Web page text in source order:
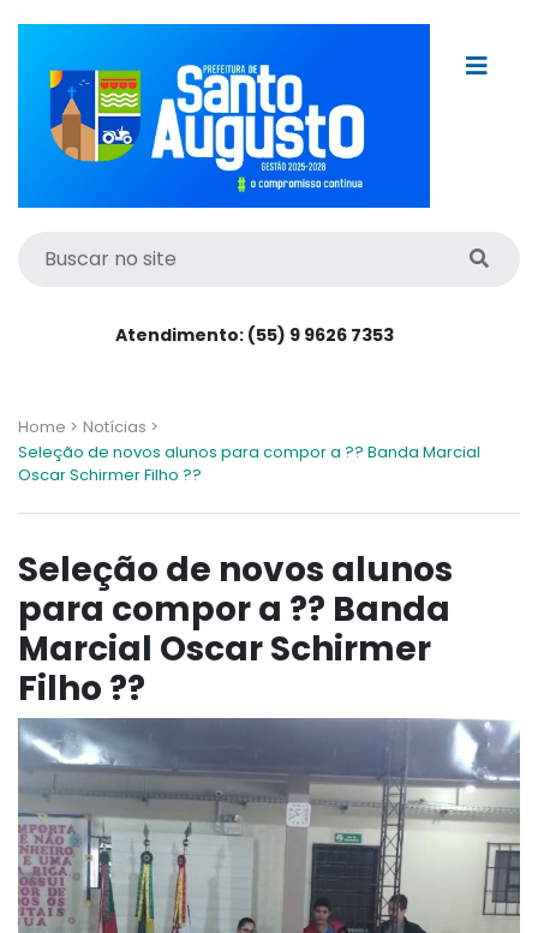
Atendimento: (55) 9 9626 7353
Home > Notícias >
Seleção de novos alunos para compor a ?? Banda Marcial
Oscar Schirmer Filho ??
Seleção de novos alunos
para compor a ?? Banda
Marcial Oscar Schirmer
Filho ??